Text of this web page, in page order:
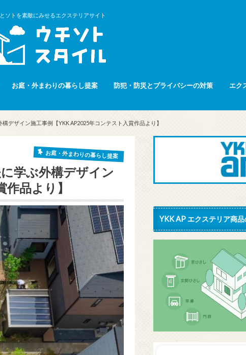
ソトを素敵にみせるエクステリアサイト
お庭・外まわりの暮らし提案 防犯・防災とプライバシーの対策
エク
デザイン施工事例【YKK AP2025年コンテスト入賞作品より】
お庭・外まわりの暮らし提案
学ぶ外構デザイン
品より】
YKK AP エクステリア商